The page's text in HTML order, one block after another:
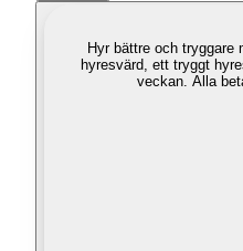
Hyr bättre och tryggare
hyresvärd, ett tryggt
veckan. Alla